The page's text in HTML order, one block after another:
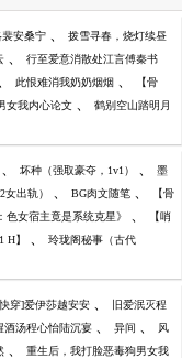
裴安桑宁 、 拨雪寻春，烧灯续昼
、 行至爱意消散处江言傅秦书
此恨难消我奶奶烟烟 、 【骨
女我内心论文 、 鹤别空山踏明月
、 坏种（强取豪夺，1v1） 、 墨
女出轨） 、 BG肉文随笔 、 【骨
色女宿主竟是系统克星》 、 【哨
H】 、 玲珑阁秘事（古代
穿]爱伊莎越安安 、 旧爱泯灭程
酒汤程心怡陆沉宴 、 异间 、 风
、 重生后，我打脸恶毒狗男女我